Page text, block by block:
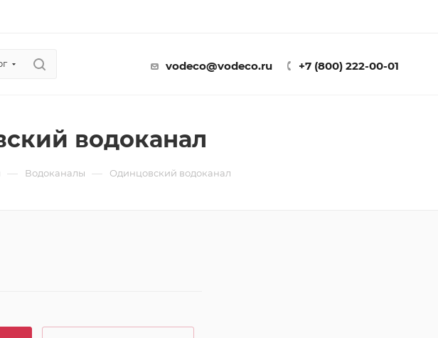
vodeco@vodeco.ru +7 (800) 222-00-01
водоканал
— Водоканалы — Одинцовский водоканал